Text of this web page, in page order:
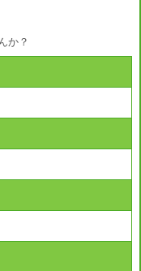
か？